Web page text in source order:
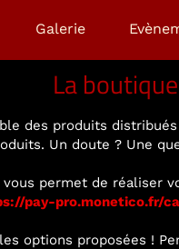
Galerie
La
des produits
Un doute ? Une
vous permet de réaliser
pay-pro.monetico.fr/
options proposées !